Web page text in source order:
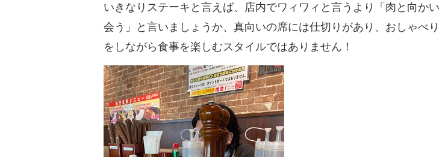
いきなりステーキと言えば、店内でワィワィと言うより「肉と向かい
会う」と言いましょうか、真向いの席には仕切りがあり、おしゃべり
をしながら食事を楽しむスタイルではありません！